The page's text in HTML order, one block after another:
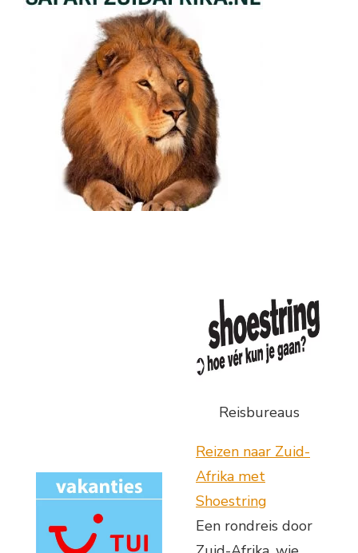
Reisbureaus
Reizen naar Zuid-
Afrika met
Shoestring
Een rondreis door